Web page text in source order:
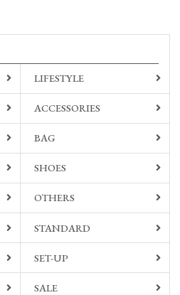
LIFESTYLE
ACCESSORIES
BAG
SHOES
OTHERS
STANDARD
SET-UP
SALE